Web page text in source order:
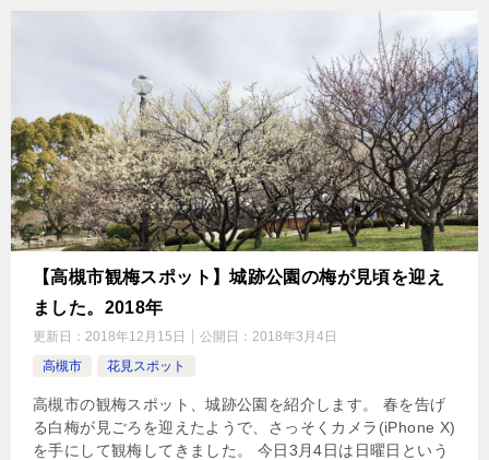
【高槻市観梅スポット】城跡公園の梅が見頃を迎え
ました。2018年
更新日： 2018年12月15日 公開日： 2018年3月4日
高槻市
花見スポット
高槻市の観梅スポット、城跡公園を紹介します。 春を告げ
る白梅が見ごろを迎えたようで、さっそくカメラ(iPhone X)
を手にして観梅してきました。 今日3月4日は日曜日という